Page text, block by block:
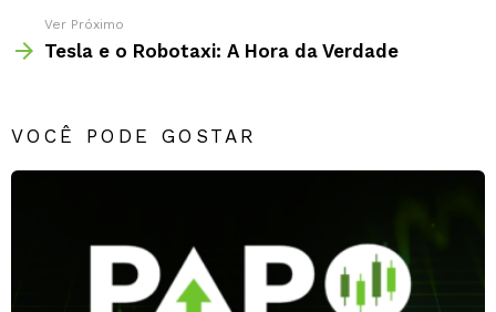
Ver Próximo
Tesla e o Robotaxi: A Hora da Verdade
VOCÊ PODE GOSTAR